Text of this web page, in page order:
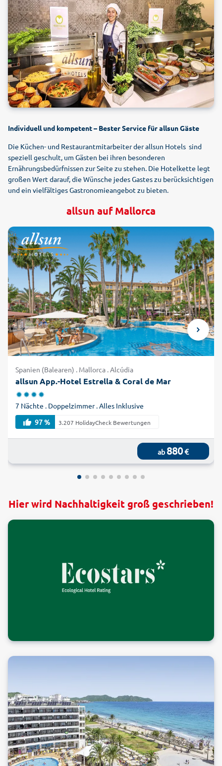
Individuell und kompetent – Bester Service für allsun Gäste
Die Küchen- und Restaurantmitarbeiter der allsun Hotels sind
speziell geschult, um Gästen bei ihren besonderen
Ernährungsbedürfnissen zur Seite zu stehen. Die Hotelkette legt
großen Wert darauf, die Wünsche jedes Gastes zu berücksichtigen
und ein vielfältiges Gastronomieangebot zu bieten.
allsun auf Mallorca
Spanien (Balearen) . Mallorca . Alcúdia
allsun App.-Hotel Estrella & Coral de Mar
7 Nächte . Doppelzimmer . Alles Inklusive
97 %
3.207 HolidayCheck Bewertungen
ab 880€
Hier wird Nachhaltigkeit groß geschrieben!